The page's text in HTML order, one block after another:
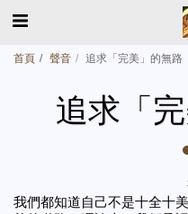
首頁 聲音 追求「完美」的無路
追求「
我們都知道自己不是十全十